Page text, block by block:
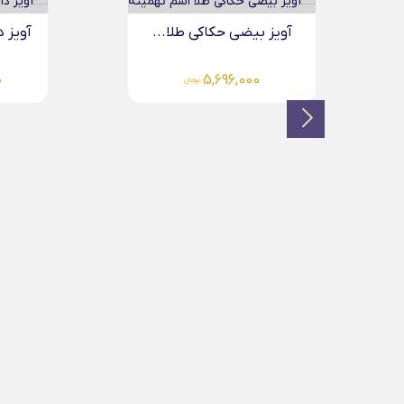
آویز دایره حکاکی طلا...
6,124,000 تومان